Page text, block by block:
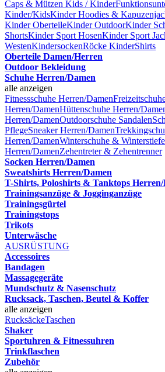
Caps & Mützen Kids / Kinder
Kinder/KidsKinder Hoodies &
Kinder OberteileKinder OutdoorKinder
ShortsKinder Sport HosenKinder Sport
WestenKindersockenRöcke KinderShirts
Oberteile Damen/Herren
Outdoor Bekleidung
Schuhe Herren/Damen
alle anzeigen
Fitnessschuhe Herren/Damen
Herren/DamenHüttenschuhe Herren/
Herren/DamenOutdoorschuhe Sandalen
PflegeSneaker Herren/Damen
Herren/DamenWinterschuhe &
Herren/DamenZehentreter & Zehentrenner
Socken Herren/Damen
Sweatshirts Herren/Damen
T-Shirts, Poloshirts & Tanktops Herren/
Trainingsanzüge & Jogginganzüge
Trainingsgürtel
Trainingstops
Trikots
Unterwäsche
AUSRÜSTUNG
Accessoires
Bandagen
Massagegeräte
Mundschutz & Nasenschutz
Rucksack, Taschen, Beutel & Koffer
alle anzeigen
RucksäckeTaschen
Shaker
Sportuhren & Fitnessuhren
Trinkflaschen
Zubehör